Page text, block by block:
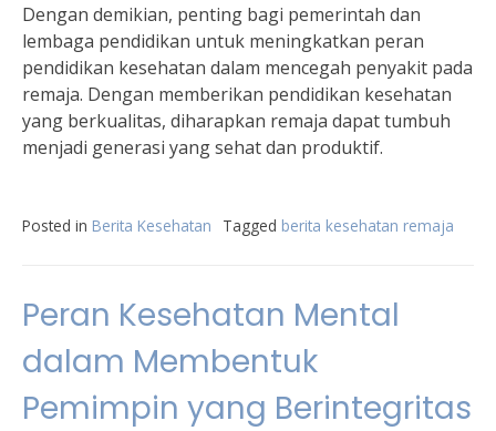
Dengan demikian, penting bagi pemerintah dan
lembaga pendidikan untuk meningkatkan peran
pendidikan kesehatan dalam mencegah penyakit pada
remaja. Dengan memberikan pendidikan kesehatan
yang berkualitas, diharapkan remaja dapat tumbuh
menjadi generasi yang sehat dan produktif.
Posted in Berita Kesehatan Tagged berita kesehatan remaja
Peran Kesehatan Mental
dalam Membentuk
Pemimpin yang Berintegritas